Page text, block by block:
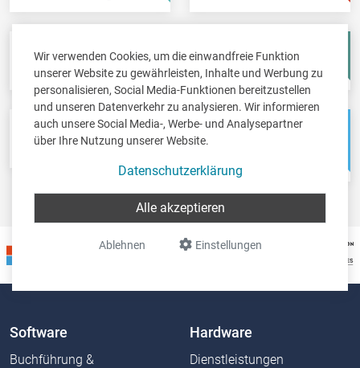
Wir verwenden Cookies, um die einwandfreie Funktion
unserer Website zu gewährleisten, Inhalte und Werbung zu
personalisieren, Social Media-Funktionen bereitzustellen
und unseren Datenverkehr zu analysieren. Wir informieren
auch unsere Social Media-, Werbe- und Analysepartner
über Ihre Nutzung unserer Website.
Datenschutzerklärung
Einstellungen
Ablehnen
Alle akzeptieren
Fisc-in
Steuererklärungen
Account-in
Jahresabschlüsse
Pos-in
Kassensystem
Net-in
Webshops &
Software
Buchführung &
Hardware
Dienstleistungen